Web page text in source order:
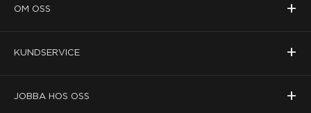
OM OSS +
KUNDSERVICE +
JOBBA HOS OSS +